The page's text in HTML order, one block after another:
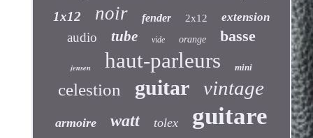
1x12 noir fender 2x12 extension
audio tube vide orange basse
jensen haut-parleurs mini
celestion guitar vintage
armoire watt tolex guitare